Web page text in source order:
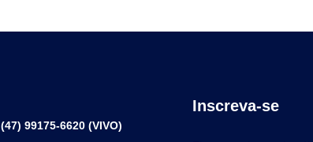
(47) 99175-6620 (VIVO)
Inscreva-se